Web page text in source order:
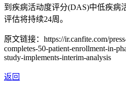
到疾病活动度评分(DAS)中低疾病
评估将持续24周。
原文链接：https://ir.canfite.com/
completes-50-patient-enrollment-in-
study-implements-interim-analysis
返回